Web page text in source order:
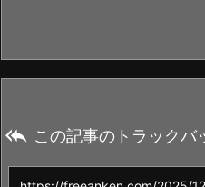
 この記事のトラックバ